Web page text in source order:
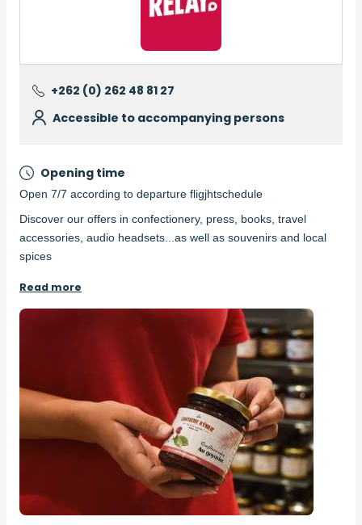
Logo
+262 (0) 262 48 81 27
Accessible to accompanying persons
Opening time
Open 7/7 according to departure fligjhtschedule
Description
Discover our offers in confectionery, press, books, travel
accessories, audio headsets...as well as souvenirs and local
spices
Read more